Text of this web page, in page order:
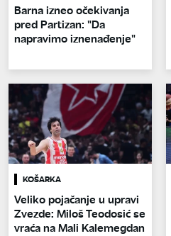
Barna izneo očekivanja
pred Partizan: "Da
napravimo iznenađenje"
KOŠARKA
Veliko pojačanje u upravi
Zvezde: Miloš Teodosić se
vraća na Mali Kalemegdan